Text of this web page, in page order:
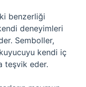
benzerliği
deneyimleri
Semboller,
kendi iç
teşvik eder.